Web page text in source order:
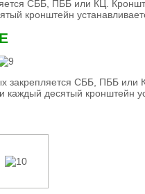
СББ, ПББ или КЦ.
кронштейн
закрепляется СББ, ПББ
десятый кронштейн